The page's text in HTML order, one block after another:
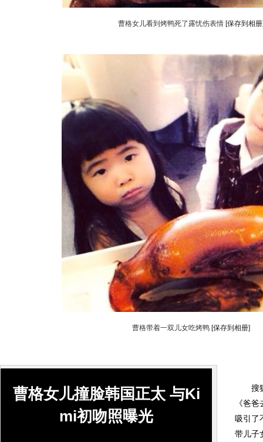
曹格女儿看到烤鸭死了露忧伤表情 [保存到相
曹格带着一双儿女吃烤鸭 [保存到相册]
曹格女儿撞脸韩国正太 与Ki
mi初吻照曝光
搜狐
《爸
吸引了
带儿子